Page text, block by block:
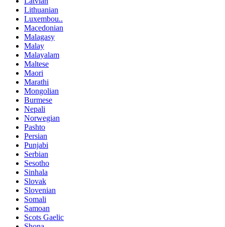
Lithuanian
Luxembou..
Macedonian
Malagasy
Malay
Malayalam
Maltese
Maori
Marathi
Mongolian
Burmese
Nepali
Norwegian
Pashto
Persian
Punjabi
Serbian
Sesotho
Sinhala
Slovak
Slovenian
Somali
Samoan
Scots Gaelic